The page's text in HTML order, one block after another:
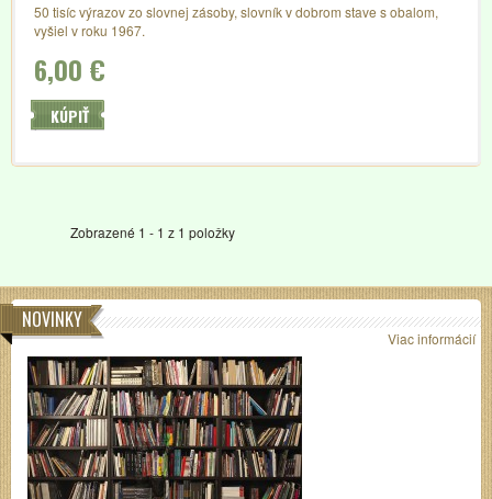
50 tisíc výrazov zo slovnej zásoby, slovník v dobrom stave s obalom,
vyšiel v roku 1967.
6,00 €
KÚPIŤ
Zobrazené 1 - 1 z 1 položky
NOVINKY
Viac informácií